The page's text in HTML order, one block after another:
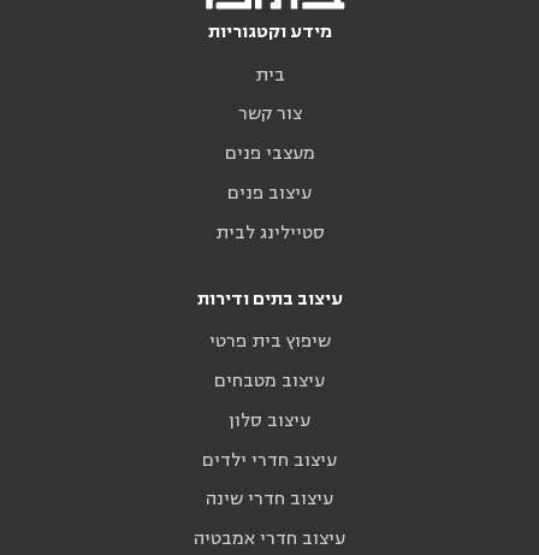
מידע וקטגוריות
בית
צור קשר
מעצבי פנים
עיצוב פנים
סטיילינג לבית
עיצוב בתים ודירות
שיפוץ בית פרטי
עיצוב מטבחים
עיצוב סלון
עיצוב חדרי ילדים
עיצוב חדרי שינה
עיצוב חדרי אמבטיה